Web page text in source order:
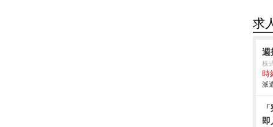
求
週
株
時
派